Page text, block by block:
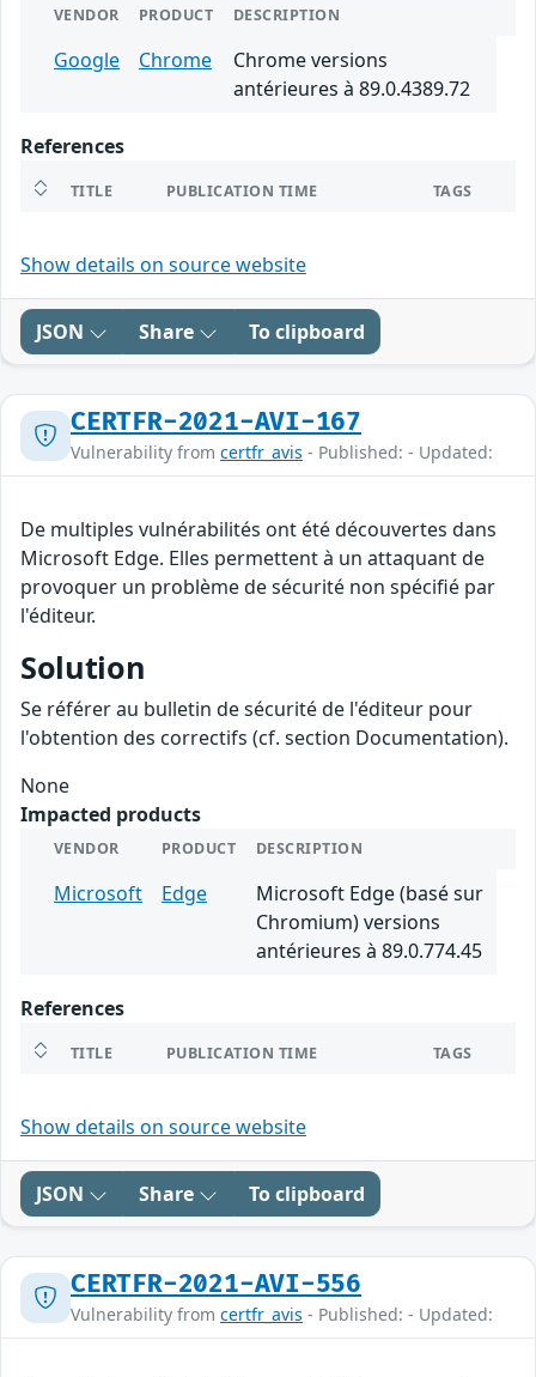
VENDOR PRODUCT DESCRIPTION
Google Chrome
Chrome versions
antérieures à 89.0.4389.72
References
TITLE PUBLICATION TIME TAGS
Show details on source website
JSON Share To clipboard
CERTFR-2021-AVI-167
Vulnerability from certfr_avis - Published: - Updated:
De multiples vulnérabilités ont été découvertes dans
Microsoft Edge. Elles permettent à un attaquant de
provoquer un problème de sécurité non spécifié par
l'éditeur.
Solution
Se référer au bulletin de sécurité de l'éditeur pour
l'obtention des correctifs (cf. section Documentation).
None
Impacted products
VENDOR PRODUCT DESCRIPTION
Microsoft Edge
Microsoft Edge (basé sur
Chromium) versions
antérieures à 89.0.774.45
References
TITLE PUBLICATION TIME TAGS
Show details on source website
JSON Share To clipboard
CERTFR-2021-AVI-556
Vulnerability from certfr_avis - Published: - Updated: